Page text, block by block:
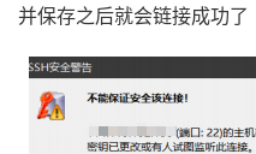
并保存之后就会链接成功了